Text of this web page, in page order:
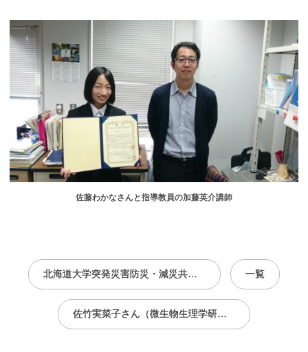
佐藤わかなさんと指導教員の加藤英介講師
北海道大学突発災害防災・減災共同プロジェクト拠点は、北海道庁建設部と連携し、防災技術者育成の取組を開始しました。 一覧
佐竹実菜子さん（微生物生理学研究室）が平成29年度公益社団法人日本農芸化学会 北海道支部第2回講演会にて学生優秀発表賞を受賞